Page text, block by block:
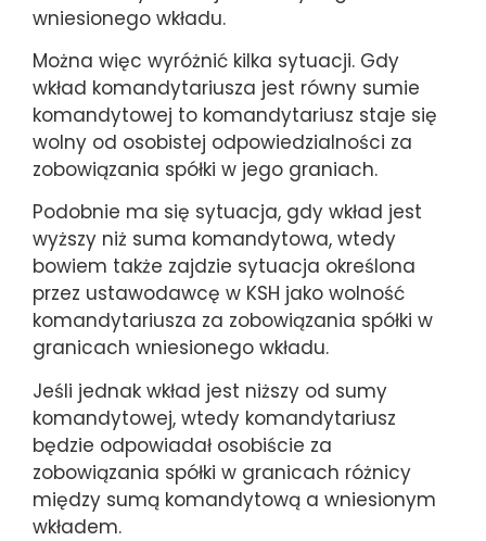
wniesionego wkładu.
Można więc wyróżnić kilka sytuacji. Gdy
wkład komandytariusza jest równy sumie
komandytowej to komandytariusz staje się
wolny od osobistej odpowiedzialności za
zobowiązania spółki w jego graniach.
Podobnie ma się sytuacja, gdy wkład jest
wyższy niż suma komandytowa, wtedy
bowiem także zajdzie sytuacja określona
przez ustawodawcę w KSH jako wolność
komandytariusza za zobowiązania spółki w
granicach wniesionego wkładu.
Jeśli jednak wkład jest niższy od sumy
komandytowej, wtedy komandytariusz
będzie odpowiadał osobiście za
zobowiązania spółki w granicach różnicy
między sumą komandytową a wniesionym
wkładem.